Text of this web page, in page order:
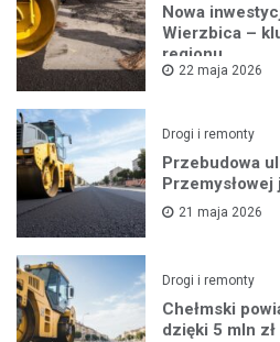
Nowa
Wierzbica –
regionu
22 maja 2026
Drogi i remonty
Przebudowa
Przemysłowej
21 maja 2026
Drogi i remonty
Chełmski
dzięki 5 mln